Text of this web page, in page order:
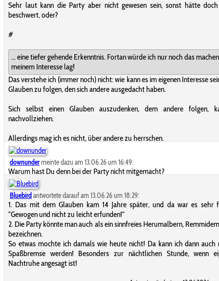
Sehr laut kann die Party aber nicht gewesen sein, sonst hätte
beschwert, oder?
#
... eine tiefer gehende Erkenntnis. Fortan würde ich nur noch das
meinem Interesse lag!
Das verstehe ich (immer noch) nicht: wie kann es im eigenen Interesse
Glauben zu folgen, den sich andere ausgedacht haben.
Sich selbst einen Glauben auszudenken, dem andere folgen,
nachvollziehen.
Allerdings mag ich es nicht, über andere zu herrschen.
downundermeinte dazu am 13.06.26 um 16:49:
Warum hast Du denn bei der Party nicht mitgemacht?
Bluebird antwortete darauf am 13.06.26 um 18:29:
1. Das mit dem Glauben kam 14 Jahre später, und da war es sehr
"Gewogen und nicht zu leicht erfunden!"
2. Die Party könnte man auch als ein sinnfreies Herumalbern,
bezeichnen.
So etwas mochte ich damals wie heute nicht! Da kann ich dann
Spaßbremse werden! Besonders zur nächtlichen Stunde, wenn
Nachtruhe angesagt ist!